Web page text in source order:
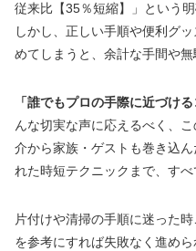
従来比【35％短縮】」という
しかし、正しい手順や便利グ
めてしまうと、余計な手間や無
「誰でもプロの手際に近づけ
んな切実な声に応えるべく、
介から家族・ゲストも巻き込
れた時短テクニックまで、すべ
片付けや清掃の手順に迷った
を参考にすれば失敗なく進め